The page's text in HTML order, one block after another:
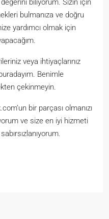
biliyorum. Sizin için
bulmanıza ve doğru
yardımcı olmak için
veya ihtiyaçlarınız
Benimle
çekinmeyin.
bir parçası olmanızı
ve size en iyi hizmeti